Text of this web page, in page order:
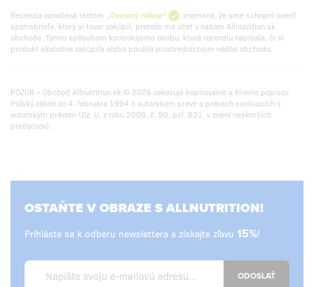
Recenzia označená textom „Overený nákup“
znamená, že sme schopní overiť
spotrebiteľa, ktorý si tovar zakúpil, pretože má účet v našom Allnutrition.sk
obchode. Týmto spôsobom kontrolujeme osobu, ktorá recenziu napísala, či si
produkt skutočne zakúpila alebo použila prostredníctvom nášho obchodu.
POZOR – Obchod Allnutrition.sk © 2026 zakazuje kopírovanie a šírenie popisov.
Poľský zákon zo 4. februára 1994 o autorskom práve a právach súvisiacich s
autorským právom (Dz. U. z roku 2006, č. 90, pol. 631, v znení neskorších
predpisov).
OSTAŇTE V OBRAZE S ALLNUTRITION!
Prihláste sa k odberu newslettera a získajte zľavu 15%!
ODOSLAŤ